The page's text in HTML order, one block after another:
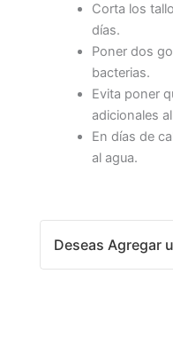
Corta los
días.
Poner dos
bacterias.
Evita poner
adicionales
En días de
al agua.
Deseas Agregar